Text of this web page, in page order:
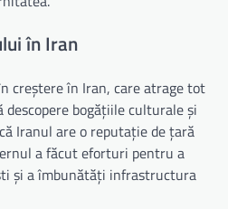
în Iran
creștere în Iran, care atrage tot
bogățiile culturale și
Iranul are o reputație de țară
a făcut eforturi pentru a
și a îmbunătăți infrastructura